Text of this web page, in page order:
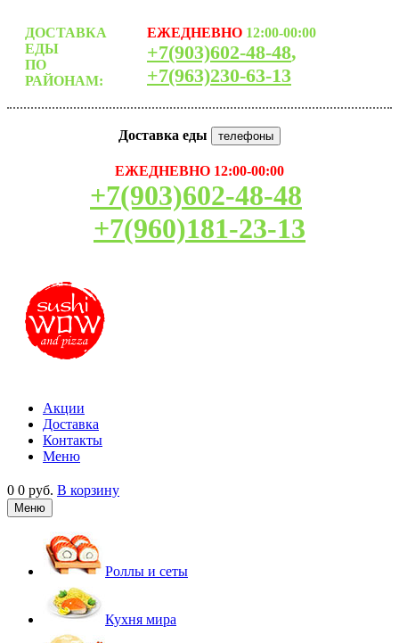
ДОСТАВКА
ЕДЫ
ПО
РАЙОНАМ:
ЕЖЕДНЕВНО 12:00-00:00
+7(903)602-48-48,
+7(963)230-63-13
Доставка еды телефоны
ЕЖЕДНЕВНО 12:00-00:00
+7(903)602-48-48
+7(960)181-23-13
Акции
Доставка
Контакты
Меню
0 0 руб. В корзину
Меню
Роллы и сеты
Кухня мира